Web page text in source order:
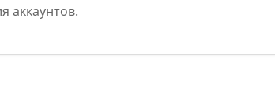
аккаунтов.